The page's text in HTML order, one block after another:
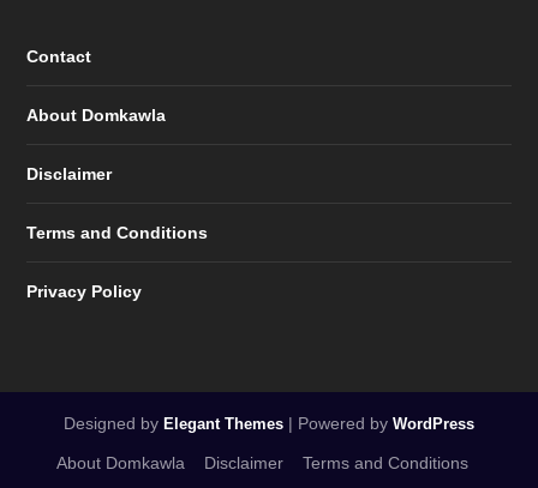
Contact
About Domkawla
Disclaimer
Terms and Conditions
Privacy Policy
Designed by Elegant Themes | Powered by WordPress
About Domkawla Disclaimer Terms and Conditions